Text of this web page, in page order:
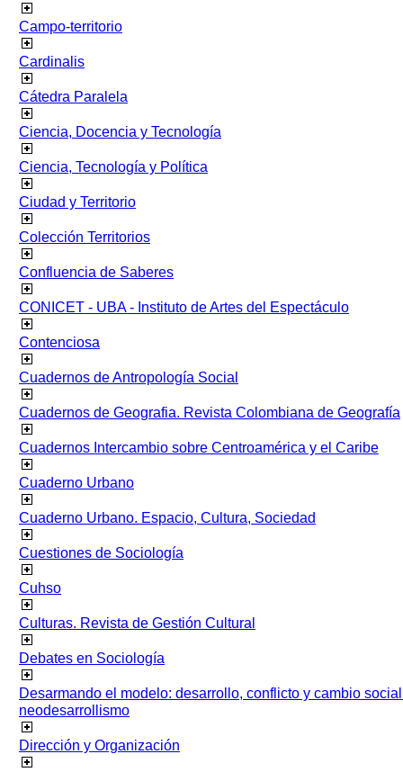
Campo-territorio
Cardinalis
Cátedra Paralela
Ciencia, Docencia y Tecnología
Ciencia, Tecnología y Política
Ciudad y Territorio
Colección Territorios
Confluencia de Saberes
CONICET - UBA - Instituto de Artes del Espectáculo
Contenciosa
Cuadernos de Antropología Social
Cuadernos de Geografia. Revista Colombiana de Geografía
Cuadernos Intercambio sobre Centroamérica y el Caribe
Cuaderno Urbano
Cuaderno Urbano. Espacio, Cultura, Sociedad
Cuestiones de Sociología
Cuhso
Culturas. Revista de Gestión Cultural
Debates en Sociología
Desarmando el modelo: desarrollo, conflicto y cambio
neodesarrollismo
Dirección y Organización